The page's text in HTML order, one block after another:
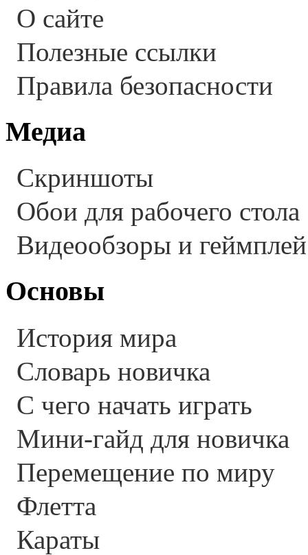
О сайте
Полезные ссылки
Правила безопасности
Медиа
Скриншоты
Обои для рабочего стола
Видеообзоры и геймплей
Основы
История мира
Словарь новичка
С чего начать играть
Мини-гайд для новичка
Перемещение по миру
Флетта
Караты